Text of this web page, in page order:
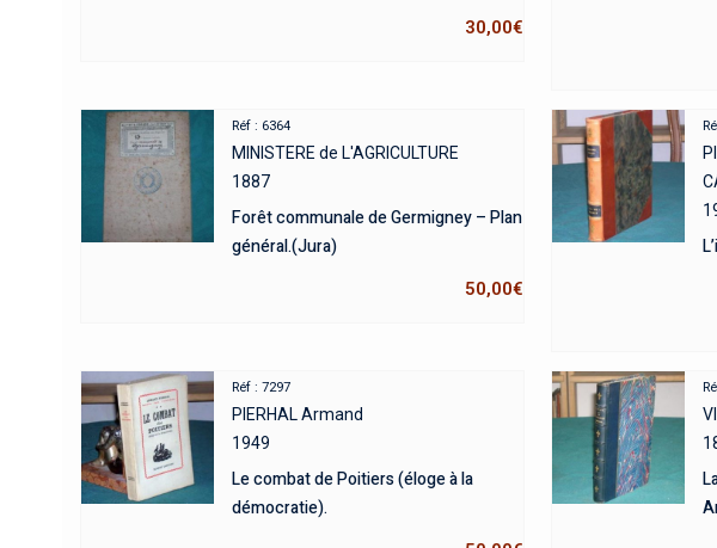
30,00€
Réf : 6364
MINISTERE de L'AGRICULTURE
1887
Forêt communale de Germigney – Plan
général.(Jura)
50,00€
Réf : 7297
PIERHAL Armand
1949
Le combat de Poitiers (éloge à la
démocratie).